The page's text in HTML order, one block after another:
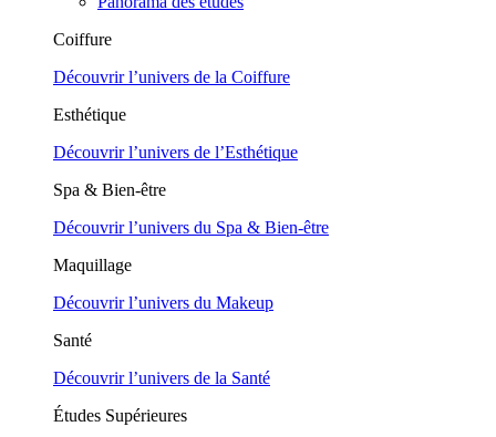
Coiffure
Découvrir l’univers de la Coiffure
Esthétique
Découvrir l’univers de l’Esthétique
Spa & Bien-être
Découvrir l’univers du Spa & Bien-être
Maquillage
Découvrir l’univers du Makeup
Santé
Découvrir l’univers de la Santé
Études Supérieures